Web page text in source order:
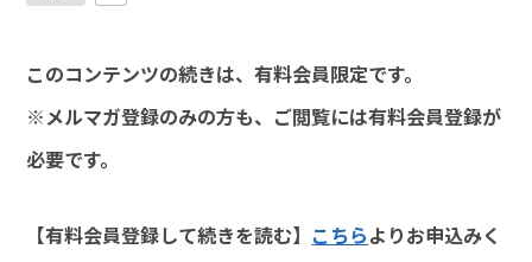
このコンテンツの続きは、有料会員限定です。
※メルマガ登録のみの方も、ご閲覧には有料会員登録が
必要です。
【有料会員登録して続きを読む】 こちらよりお申込みく